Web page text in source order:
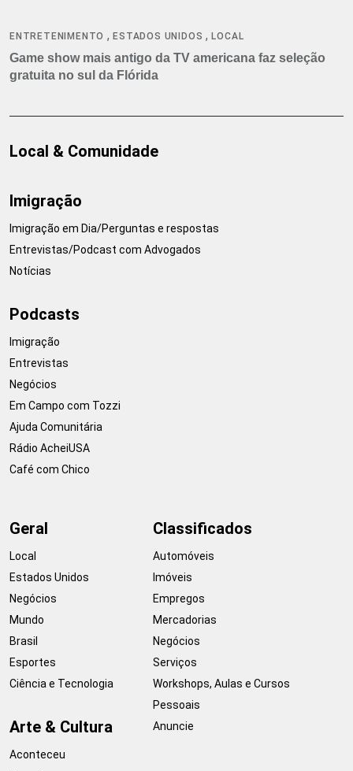
ENTRETENIMENTO ,ESTADOS UNIDOS ,LOCAL
Game show mais antigo da TV americana faz seleção
gratuita no sul da Flórida
Local & Comunidade
Imigração
Imigração em Dia/Perguntas e respostas
Entrevistas/Podcast com Advogados
Notícias
Podcasts
Imigração
Entrevistas
Negócios
Em Campo com Tozzi
Ajuda Comunitária
Rádio AcheiUSA
Café com Chico
Geral
Local
Estados Unidos
Negócios
Mundo
Brasil
Esportes
Ciência e Tecnologia
Arte & Cultura
Aconteceu
Classificados
Automóveis
Imóveis
Empregos
Mercadorias
Negócios
Serviços
Workshops, Aulas e Cursos
Pessoais
Anuncie